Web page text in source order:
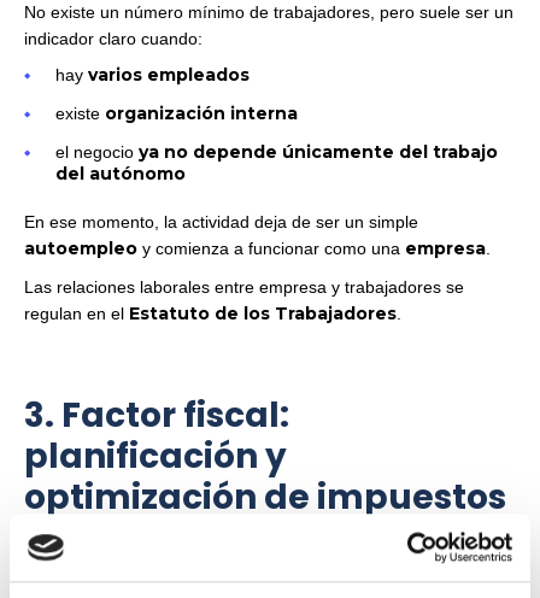
No existe un número mínimo de trabajadores, pero suele ser un
indicador claro cuando:
hay varios empleados
existe organización interna
el negocio ya no depende únicamente del trabajo
del autónomo
En ese momento, la actividad deja de ser un simple
autoempleo y comienza a funcionar como una empresa
Las relaciones laborales entre empresa y trabajadores se
regulan en el Estatuto de los Trabajadores
3. Factor fiscal:
planificación y
optimización de impuestos
Crear una sociedad limitada también permite realizar una
mejor planificación fiscal.